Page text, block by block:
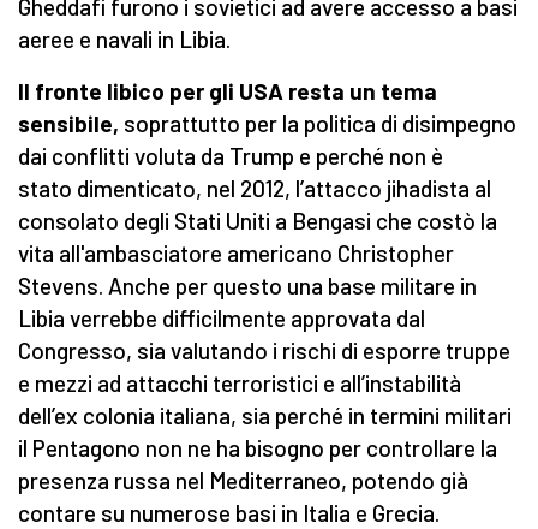
Gheddafi furono i sovietici ad avere accesso a basi
aeree e navali in Libia.
Il fronte libico per gli USA resta un tema
sensibile, soprattutto per la politica di disimpegno
dai conflitti voluta da Trump e perché non è
stato dimenticato, nel 2012, l’attacco jihadista al
consolato degli Stati Uniti a Bengasi che costò la
vita all'ambasciatore americano Christopher
Stevens. Anche per questo una base militare in
Libia verrebbe difficilmente approvata dal
Congresso, sia valutando i rischi di esporre truppe
e mezzi ad attacchi terroristici e all’instabilità
dell’ex colonia italiana, sia perché in termini militari
il Pentagono non ne ha bisogno per controllare la
presenza russa nel Mediterraneo, potendo già
contare su numerose basi in Italia e Grecia.